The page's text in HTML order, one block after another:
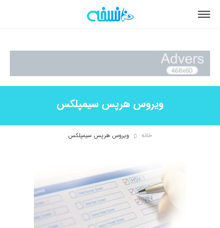
ويروس هرپس سيمپلکس
خانه ويروس هرپس سيمپلکس